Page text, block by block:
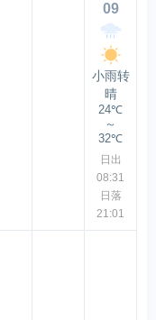
09
小雨转
晴
24℃
～
32℃
日出
08:31
日落
21:01